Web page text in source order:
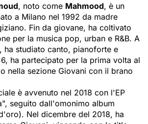
, noto come Mahmood, è un
a Milano nel 1992 da madre
Fin da giovane, ha coltivato
per la musica pop, urban e R&B. A
ha studiato canto, pianoforte e
ha partecipato per la prima volta al
nella sezione Giovani con il brano
è avvenuto nel 2018 con l'EP
seguito dall'omonimo album
Nel dicembre del 2018, ha